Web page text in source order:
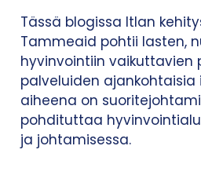
Tässä blogissa Itlan
Tammeaid pohtii lasten,
hyvinvointiin vaikuttavien
palveluiden ajankohtaisia
aiheena on
pohdituttaa
ja johtamisessa.